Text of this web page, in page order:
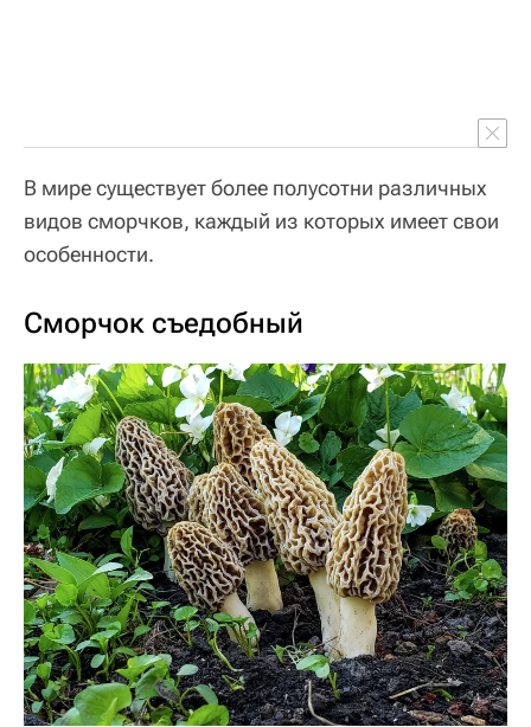
В мире существует более полусотни различных
видов сморчков, каждый из которых имеет свои
особенности.
Сморчок съедобный